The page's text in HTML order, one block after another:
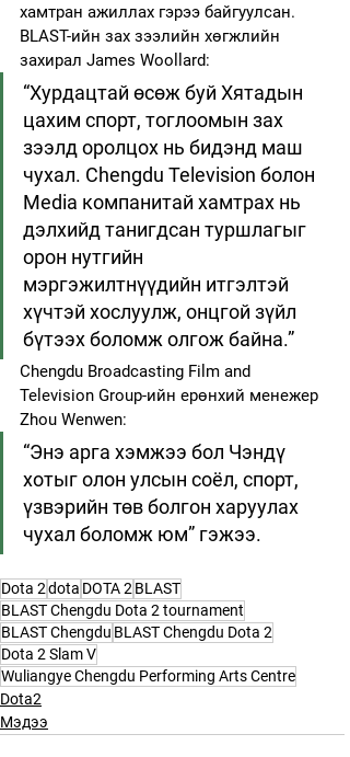
хамтран ажиллах гэрээ байгуулсан.
BLAST-ийн зах зээлийн хөгжлийн
захирал James Woollard:
“Хурдацтай өсөж буй Хятадын
цахим спорт, тоглоомын зах
зээлд оролцох нь бидэнд маш
чухал. Chengdu Television болон
Media компанитай хамтрах нь
дэлхийд танигдсан туршлагыг
орон нутгийн
мэргэжилтнүүдийн итгэлтэй
хүчтэй хослуулж, онцгой зүйл
бүтээх боломж олгож байна.”
Chengdu Broadcasting Film and
Television Group-ийн ерөнхий менежер
Zhou Wenwen:
“Энэ арга хэмжээ бол Чэндү
хотыг олон улсын соёл, спорт,
үзвэрийн төв болгон харуулах
чухал боломж юм” гэжээ.
Dota 2dota DOTA 2 BLAST
BLAST Chengdu Dota 2 tournament
BLAST Chengdu BLAST Chengdu Dota 2
Dota 2 Slam V
Wuliangye Chengdu Performing Arts Centre
Dota2
Мэдээ